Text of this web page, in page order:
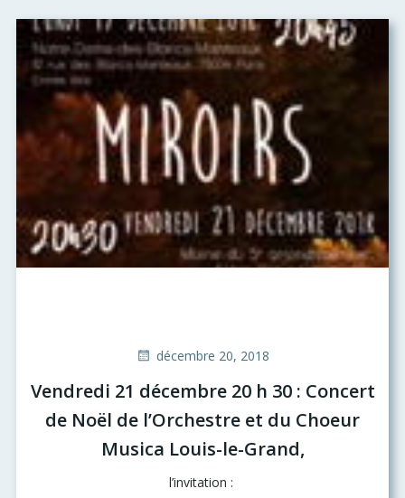
décembre 20, 2018
Vendredi 21 décembre 20 h 30 : Concert
de Noël de l’Orchestre et du Choeur
Musica Louis-le-Grand,
l’invitation :